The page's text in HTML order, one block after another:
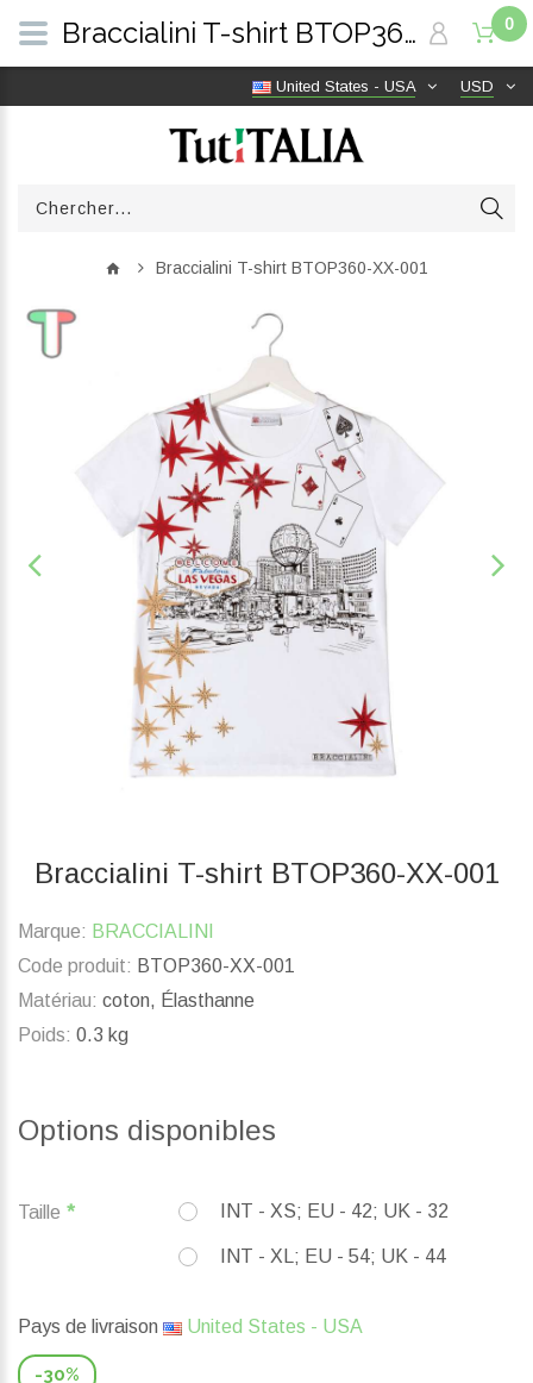
USD
United States - USA
0
Braccialini T-shirt BTOP360-XX-001
Braccialini T-shirt BTOP360-XX-001
Marque: BRACCIALINI
Code produit: BTOP360-XX-001
Matériau: coton, Élasthanne
Poids: 0.3 kg
Options disponibles
Taille INT - XS; EU - 42; UK - 32
INT - XL; EU - 54; UK - 44
Pays de livraison United States - USA
-30%
Braccialini T-shirt BTOP360-XX-001 | TutITALIA